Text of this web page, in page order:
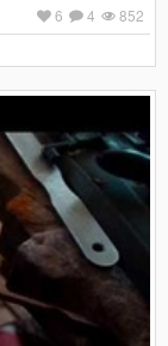
852
4
6